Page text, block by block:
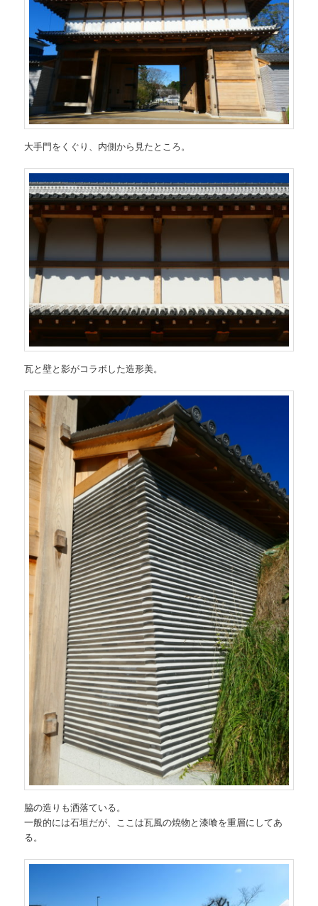
大手門をくぐり、内側から見たところ。
瓦と壁と影がコラボした造形美。
脇の造りも洒落ている。
一般的には石垣だが、ここは瓦風の焼物と漆喰を重層にしてあ
る。